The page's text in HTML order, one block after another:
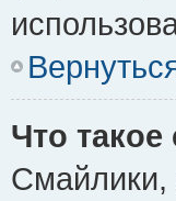
Что
Смайлики,